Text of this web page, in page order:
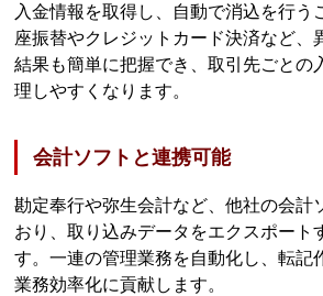
入金情報を取得し、自動で消込を行う
座振替やクレジットカード決済など、
結果も簡単に把握でき、取引先ごとの
理しやすくなります。
会計ソフトと連携可能
勘定奉行や弥生会計など、他社の会計
おり、取り込みデータをエクスポート
す。一連の管理業務を自動化し、転記
業務効率化に貢献します。